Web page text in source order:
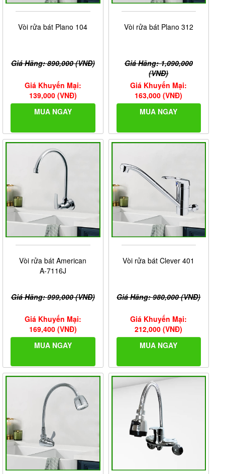
Vòi rửa bát Plano 104
Giá Hãng: 890,000 (VNĐ)
Giá Khuyến Mại:
139,000 (VNĐ)
MUA NGAY
Vòi rửa bát Plano 312
Giá Hãng: 1,090,000
(VNĐ)
Giá Khuyến Mại:
163,000 (VNĐ)
MUA NGAY
Vòi rửa bát American
A-7116J
Giá Hãng: 999,000 (VNĐ)
Giá Khuyến Mại:
169,400 (VNĐ)
MUA NGAY
Vòi rửa bát Clever 401
Giá Hãng: 980,000 (VNĐ)
Giá Khuyến Mại:
212,000 (VNĐ)
MUA NGAY